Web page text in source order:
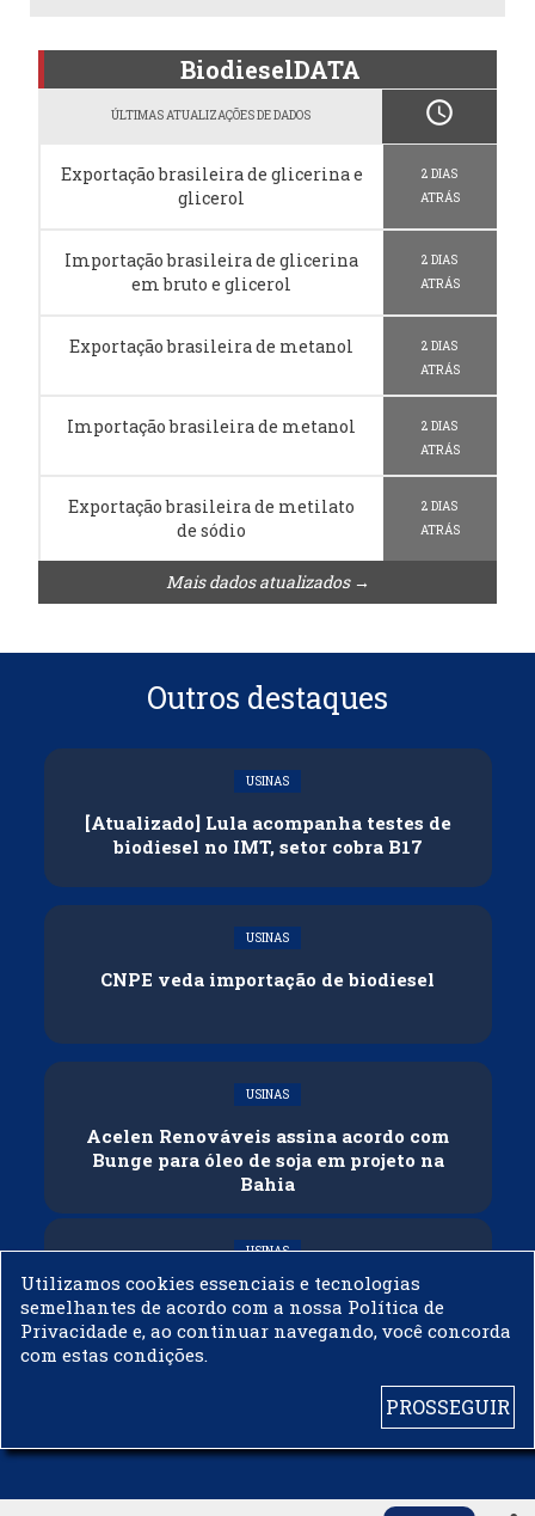
BiodieselDATA
ÚLTIMAS ATUALIZAÇÕES DE DADOS schedule
Exportação brasileira de glicerina e
glicerol
2 DIAS
ATRÁS
Importação brasileira de glicerina
em bruto e glicerol
2 DIAS
ATRÁS
Exportação brasileira de metanol
2 DIAS
ATRÁS
Importação brasileira de metanol
2 DIAS
ATRÁS
Exportação brasileira de metilato
de sódio
2 DIAS
ATRÁS
Mais dados atualizados →
Outros destaques
USINAS
[Atualizado] Lula acompanha testes de
biodiesel no IMT, setor cobra B17
USINAS
CNPE veda importação de biodiesel
USINAS
Acelen Renováveis assina acordo com
Bunge para óleo de soja em projeto na
Bahia
USINAS
Conflitos e veto russo às exportações
ameaçam oferta global de diesel
Utilizamos cookies essenciais e tecnologias
semelhantes de acordo com a nossa Política de
Privacidade e, ao continuar navegando, você concorda
com estas condições.
PROSSEGUIR